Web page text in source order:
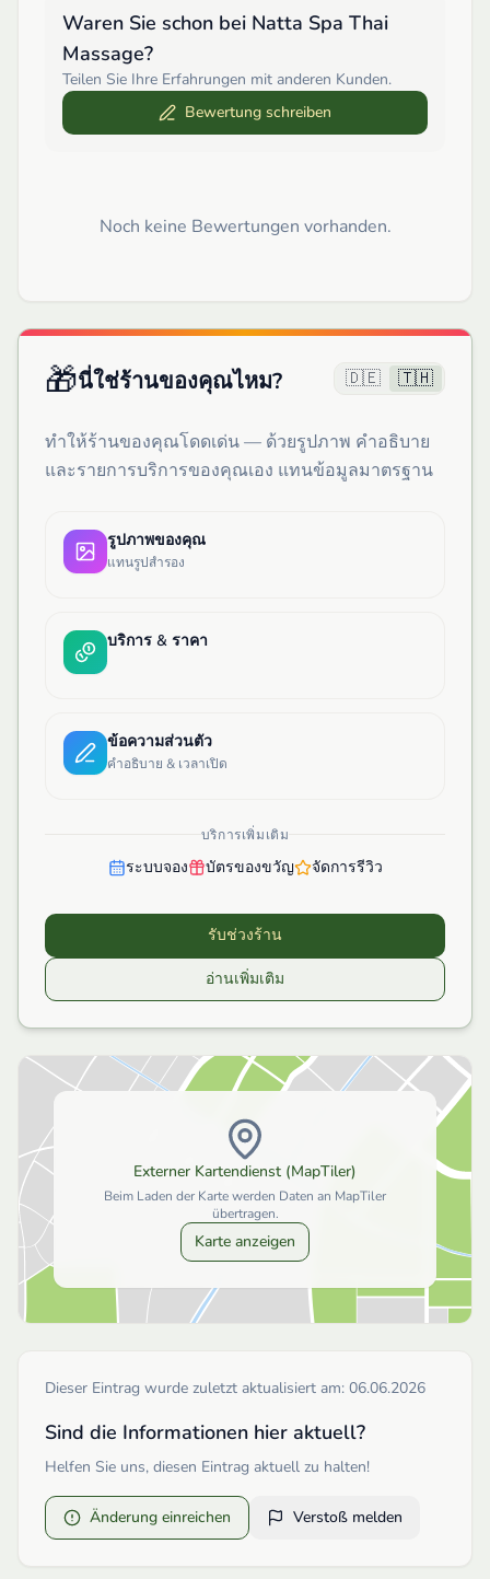
Waren Sie schon bei Natta Spa Thai
Massage?
Teilen Sie Ihre Erfahrungen mit anderen Kunden.
Bewertung schreiben
Noch keine Bewertungen vorhanden.
🎁นี่ใช่ร้านของคุณไหม? 🇩🇪 🇹🇭
ทำให้ร้านของคุณโดดเด่น — ด้วยรูปภาพ คำอธิบาย
และรายการบริการของคุณเอง แทนข้อมูลมาตรฐาน
รูปภาพของคุณ
แทนรูปสำรอง
บริการ & ราคา
ข้อความส่วนตัว
คำอธิบาย & เวลาเปิด
บริการเพิ่มเติม
ระบบจอง บัตรของขวัญ จัดการรีวิว
รับช่วงร้าน
อ่านเพิ่มเติม
Externer Kartendienst (MapTiler)
Beim Laden der Karte werden Daten an MapTiler
übertragen.
Karte anzeigen
Dieser Eintrag wurde zuletzt aktualisiert am: 06.06.2026
Sind die Informationen hier aktuell?
Helfen Sie uns, diesen Eintrag aktuell zu halten!
Änderung einreichen Verstoß melden